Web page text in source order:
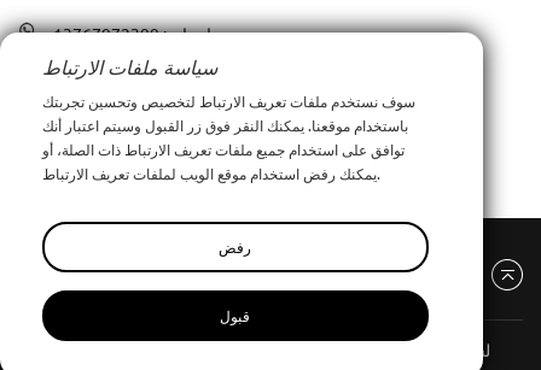
واتساب:13767972399
صورة: آنا شيا
البريد الإلكتروني:xiay0707i@outlook.com
لشركة نانتشانغ بينيانغ للملابس المحدودة
سياسة ملفات الارتباط
سوف نستخدم ملفات تعريف الارتباط لتخصيص وتحسين تجربتك
باستخدام موقعنا. يمكنك النقر فوق زر القبول وسيتم اعتبار أنك
توافق على استخدام جميع ملفات تعريف الارتباط ذات الصلة، أو
يمكنك رفض استخدام موقع الويب لملفات تعريف الارتباط.
رفض
قبول